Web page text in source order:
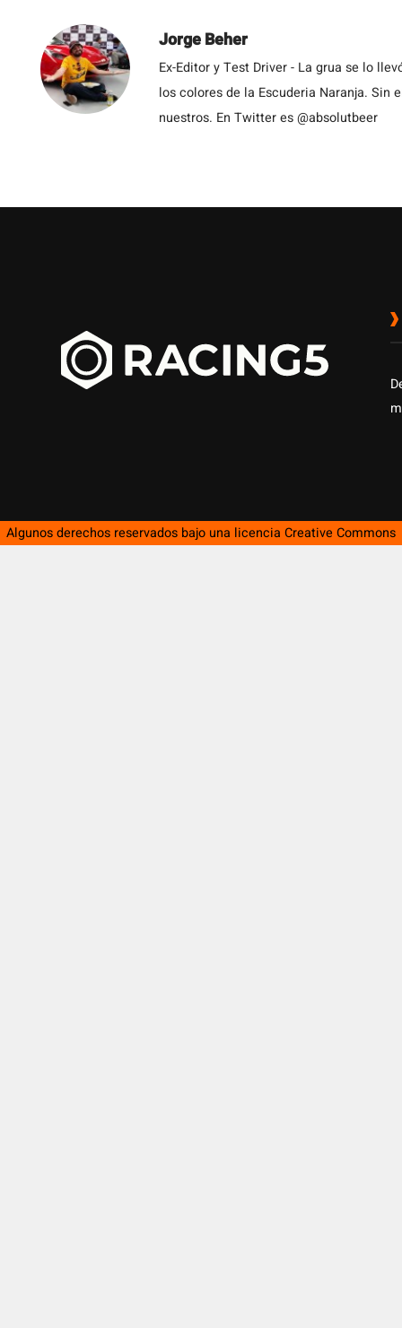
Jorge Beher
Ex-Editor y Test Driver - La grua se lo
los colores de la Escuderia Naranja. Sin
nuestros. En Twitter es @absolutbeer
Algunos derechos reservados bajo una licencia Creative Commons